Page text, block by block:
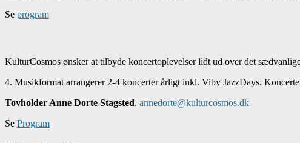
Se program
KulturCosmos ønsker at tilbyde koncertoplevelser lidt ud over det
4. Musikformat arrangerer 2-4 koncerter årligt inkl. Viby JazzDays.
Tovholder Anne Dorte Stagsted. annedorte@kulturcosmos.dk
Se Program